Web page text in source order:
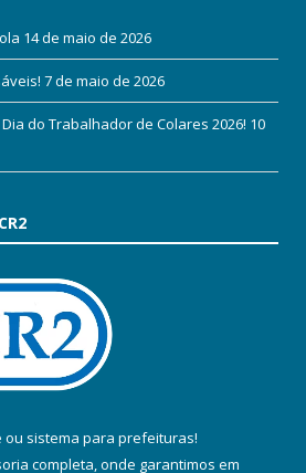
14 de maio de 2026
7 de maio de 2026
do Trabalhador de Colares 2026! 10
ou sistema para prefeituras!
completa, onde garantimos em